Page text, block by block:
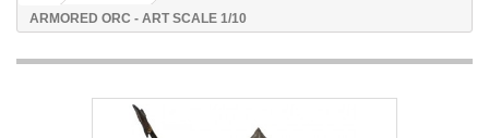
ARMORED ORC - ART SCALE 1/10